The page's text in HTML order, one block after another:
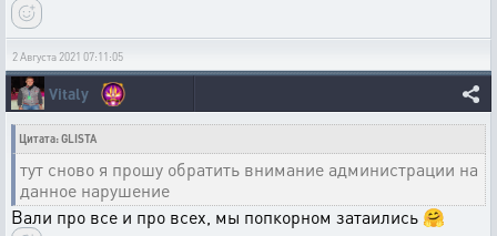
2 Августа 2021 07:11:05
Vitaly
Цитата: GLISTA
тут сново я прошу обратить внимание администрации на
данное нарушение
Вали про все и про всех, мы попкорном затаились 🤗